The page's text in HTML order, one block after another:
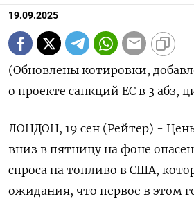
19.09.2025
(Обновлены котировки,
о проекте санкций ЕС в 3 абз,
ЛОНДОН, 19 сен (Рейтер) -
вниз в пятницу на фоне
спроса на топливо в США,
ожидания, что первое в этом